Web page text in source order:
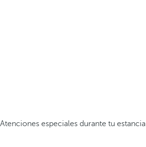
Atenciones especiales durante tu estancia